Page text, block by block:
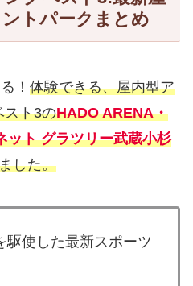
トパークまとめ
！ 体験できる、屋内型ア
スト3のHADO ARENA・
ット グラツリー武蔵小杉
した。
駆使した最新スポーツ